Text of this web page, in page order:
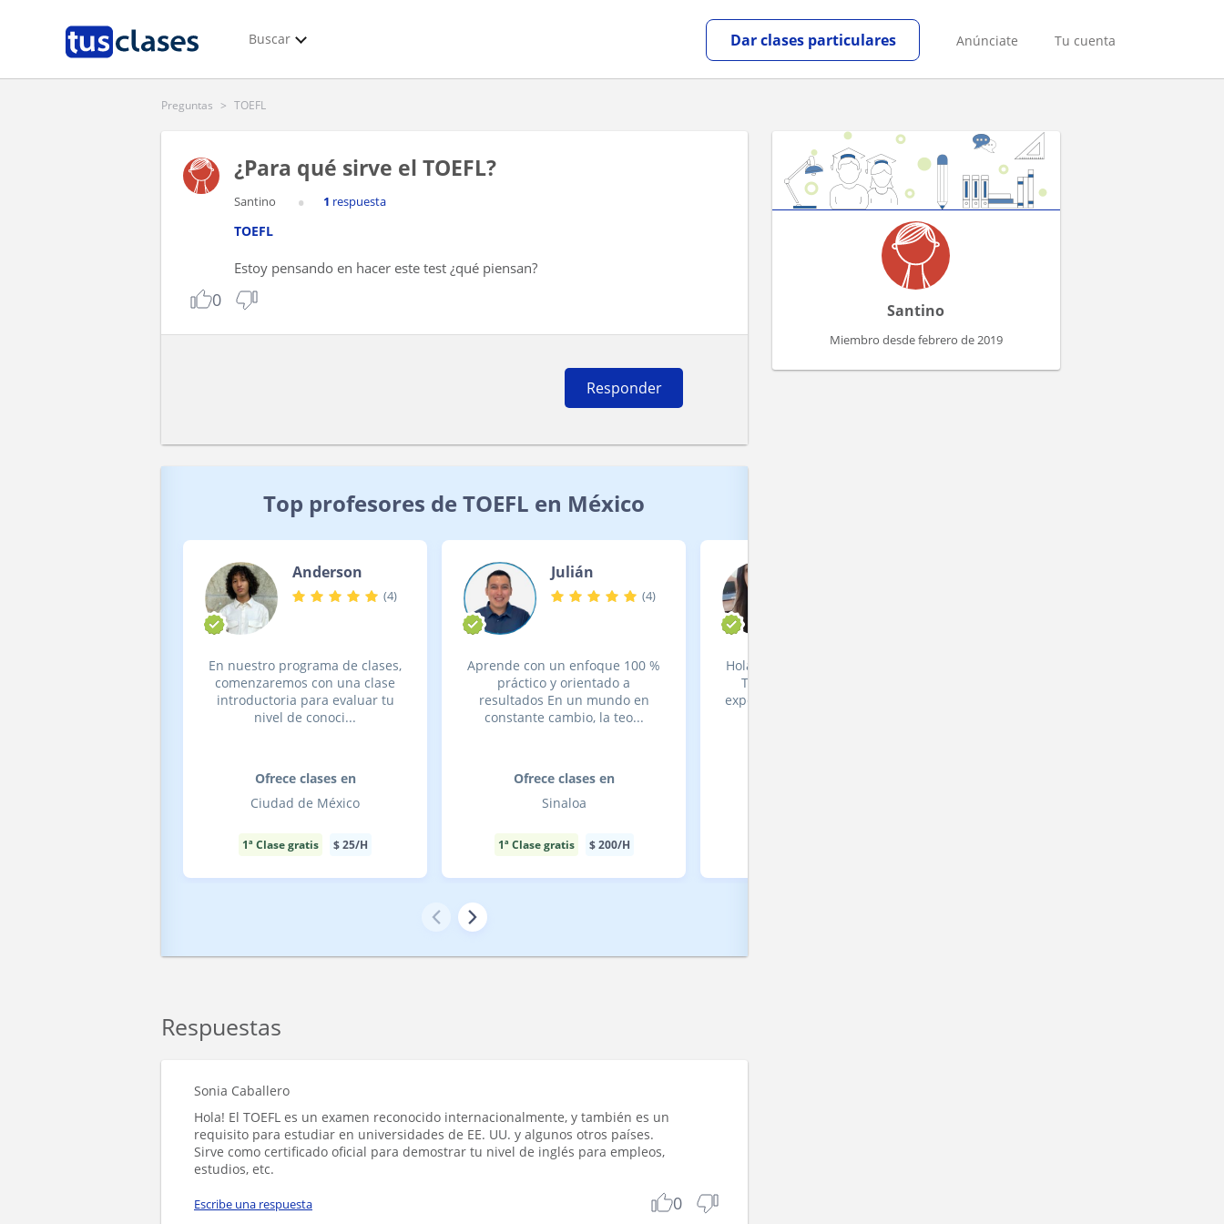
Buscar Anúnciate Tu cuenta
Dar clases particulares
Preguntas > TOEFL
¿Para qué sirve el TOEFL?
Santino 1 respuesta
TOEFL
Estoy pensando en hacer este test ¿qué piensan?
0
Responder
Top profesores de TOEFL en México
Anderson
(4)
En nuestro programa de clases,
comenzaremos con una clase
introductoria para evaluar tu
nivel de conoci...
Ofrece clases en
Ciudad de México
1ª Clase gratis $25/H
Julián
(4)
Aprende con un enfoque 100 %
práctico y orientado a
resultados En un mundo en
constante cambio, la teo...
Ofrece clases en
Sinaloa
1ª Clase gratis $200/H
Hola!! Soy NANCY Licenciada en
TICS con más de 3 años de
experiencia docente. Licenciada
Respuestas
Sonia Caballero
Hola! El TOEFL es un examen reconocido internacionalmente, y también es un
requisito para estudiar en universidades de EE. UU. y algunos otros países.
Sirve como certificado oficial para demostrar tu nivel de inglés para empleos,
estudios, etc.
Escribe una respuesta 0
Santino
Miembro desde febrero de 2019